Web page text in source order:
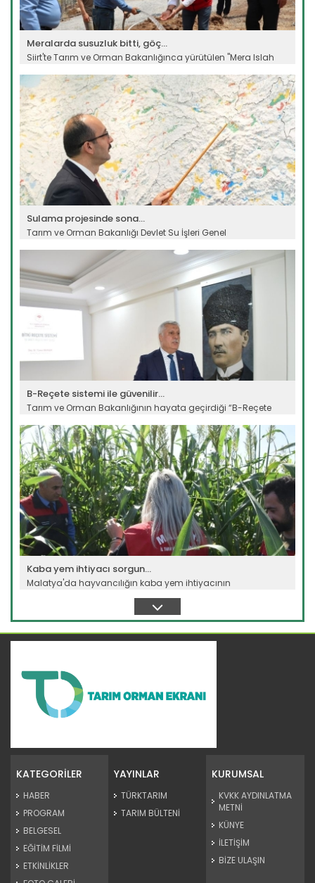
Meralarda susuzluk bitti, göç...
Siirt'te Tarım ve Orman Bakanlığınca yürütülen "Mera Islah
Devamını Oku ->
Sulama projesinde sona...
Tarım ve Orman Bakanlığı Devlet Su İşleri Genel
B-Reçete sistemi ile güvenilir...
Tarım ve Orman Bakanlığının hayata geçirdiği “B-Reçete
Devamını Oku ->
Kaba yem ihtiyacı sorgun...
Malatya'da hayvancılığın kaba yem ihtiyacının
yetişen...
KATEGORİLER
HABER
PROGRAM
BELGESEL
EĞİTİM FİLMİ
ETKİNLİKLER
YAYINLAR
TÜRKTARIM
TARIM BÜLTENİ
KURUMSAL
KVKK AYDINLATMA
METNİ
KÜNYE
İLETİŞİM
BİZE ULAŞIN